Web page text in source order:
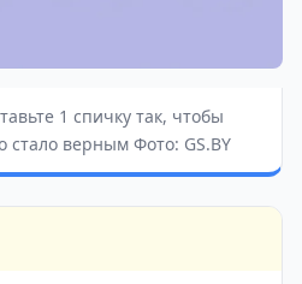
1 спичку так, чтобы
стало верным Фото: GS.BY